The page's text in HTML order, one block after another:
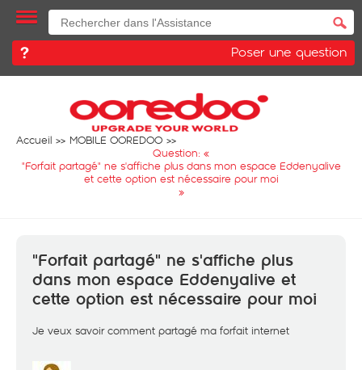
Poser une question
Accueil
MOBILE OOREDOO
Question: «
"Forfait partagé" ne s'affiche plus dans mon espace Eddenyalive
et cette option est nécessaire pour moi
»
"Forfait partagé" ne s'affiche plus
dans mon espace Eddenyalive et
cette option est nécessaire pour moi
Je veux savoir comment partagé ma forfait internet